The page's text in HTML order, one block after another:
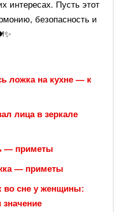
интересах. Пусть этот
безопасность и
ложка на кухне — к
лица в зеркале
— приметы
— приметы
во сне у женщины:
значение